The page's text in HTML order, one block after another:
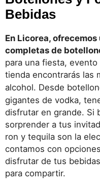
Bebidas
En Licorea,
completas de
para una fiesta,
tienda encontrarás las
alcohol. Desde
gigantes de vodka,
disfrutar en grande. Si
sorprender a tus
ron y tequila son la
contamos con
disfrutar de tus
para compartir.